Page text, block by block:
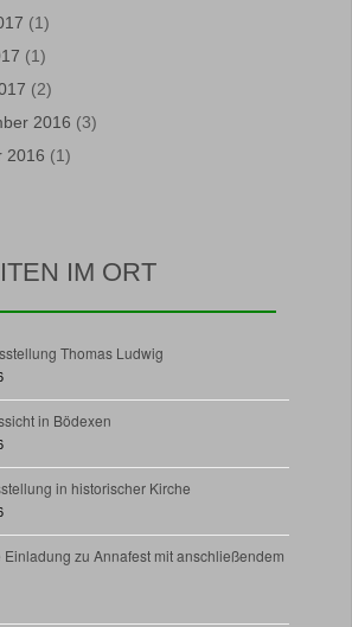
(1)
(1)
(2)
2016 (3)
2016 (1)
IM ORT
Thomas Ludwig
in Bödexen
in historischer Kirche
Einladung zu Annafest mit anschließendem